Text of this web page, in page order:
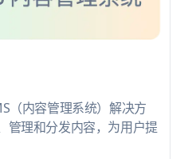
（内容管理系统）解决方
管理和分发内容，为用户提